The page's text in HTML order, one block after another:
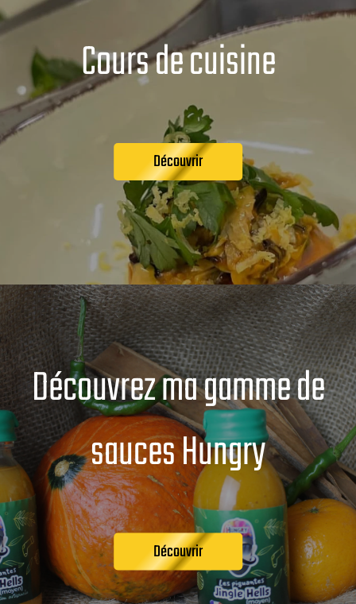
Cours de cuisine
Découvrir
Découvrez ma gamme de
sauces Hungry
Découvrir